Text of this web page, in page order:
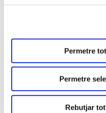
Permetre
Permetre
Rebutjar
Plànol de situació: